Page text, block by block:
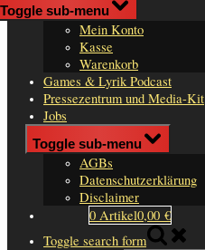
Shop
Toggle sub-menu
Mein Konto
Kasse
Warenkorb
Games & Lyrik Podcast
Pressezentrum und Media-Kit
Jobs
Impressum
Toggle sub-menu
AGBs
Datenschutzerklärung
Disclaimer
0 Artikel0,00 €
Toggle search form